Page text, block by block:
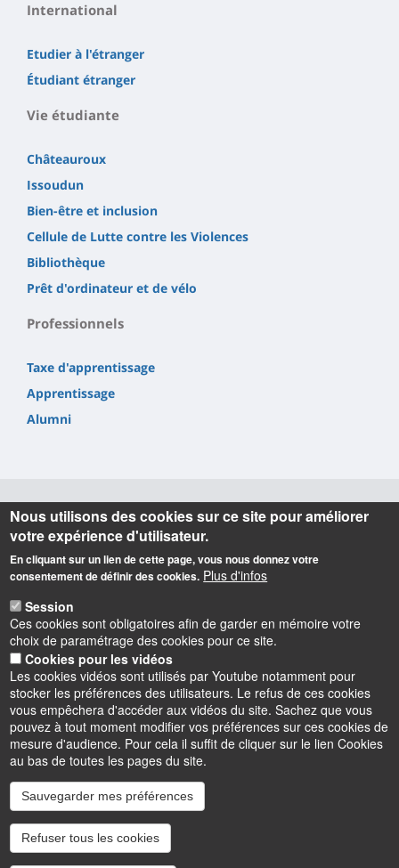
International
Etudier à l'étranger
Étudiant étranger
Vie étudiante
Châteauroux
Issoudun
Bien-être et inclusion
Cellule de Lutte contre les Violences
Bibliothèque
Prêt d'ordinateur et de vélo
Professionnels
Taxe d'apprentissage
Apprentissage
Alumni
Informations
IUT de l'Indre (siège social, BUT GEA, BUT GEII)
2 avenue François Mitterrand
36000 CHATEAUROUX (France)
Téléphone02 54 08 25 50
IUT de l'Indre (BUT MLT, BUT TC)
6 rue Georges Brassens
36100 ISSOUDUN (France)
Téléphone02 54 03 59 03
InstagramLinkedInYoutube
Accessibilité : partiellement conforme
Nous utilisons des cookies sur ce site pour améliorer
votre expérience d'utilisateur.
En cliquant sur un lien de cette page, vous nous donnez votre
consentement de définir des cookies. Plus d'infos
Session
Ces cookies sont obligatoires afin de garder en mémoire votre
choix de paramétrage des cookies pour ce site.
Cookies pour les vidéos
Les cookies vidéos sont utilisés par Youtube notamment pour
stocker les préférences des utilisateurs. Le refus de ces cookies
vous empêchera d'accéder aux vidéos du site. Sachez que vous
pouvez à tout moment modifier vos préférences sur ces cookies de
mesure d'audience. Pour cela il suffit de cliquer sur le lien Cookies
au bas de toutes les pages du site.
Sauvegarder mes préférences
Refuser tous les cookies